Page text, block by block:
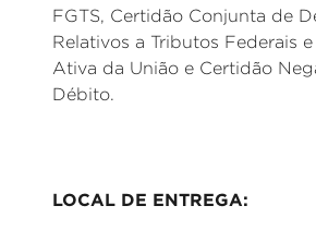
FGTS, Certidão Conjunta de
Relativos a Tributos Federais
Ativa da União e Certidão
Débito.
LOCAL DE ENTREGA: